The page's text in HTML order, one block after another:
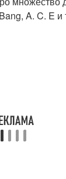
A. C. E и